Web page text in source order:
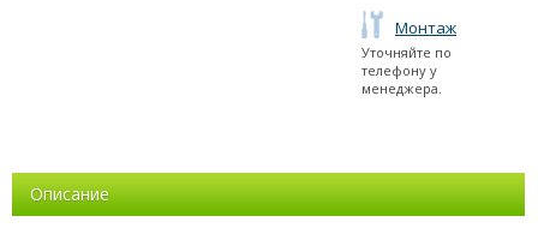
Монтаж
Уточняйте по
телефону у
менеджера.
Описание